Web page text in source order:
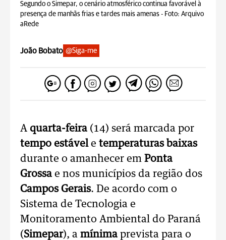
Segundo o Simepar, o cenário atmosférico continua favorável à
presença de manhãs frias e tardes mais amenas - Foto: Arquivo
aRede
João Bobato @Siga-me
A quarta-feira(14) será marcada por
tempo estável e temperaturas baixas
durante o amanhecer em Ponta
Grossae nos municípios da região dos
Campos Gerais. De acordo com o
Sistema de Tecnologia e
Monitoramento Ambiental do Paraná
(Simepar), a mínima prevista para o